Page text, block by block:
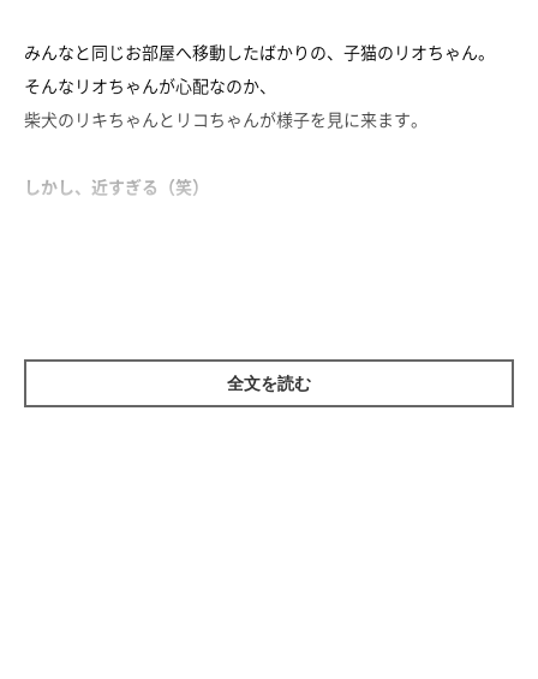
みんなと同じお部屋へ移動したばかりの、子猫のリオちゃん。
そんなリオちゃんが心配なのか、
柴犬のリキちゃんとリコちゃんが様子を見に来ます。
しかし、近すぎる（笑）
やはり気になって見守る姉猫リノちゃんの姿があるのでした♡
全文を読む